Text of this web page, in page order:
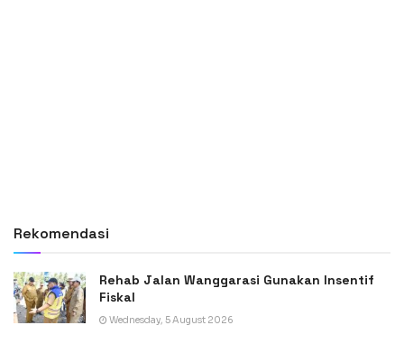
Rekomendasi
Rehab Jalan Wanggarasi Gunakan Insentif
Fiskal
Wednesday, 5 August 2026